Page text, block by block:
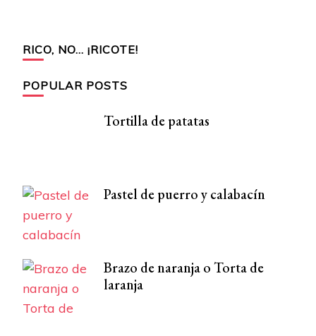
RICO, NO… ¡RICOTE!
POPULAR POSTS
Tortilla de patatas
Pastel de puerro y calabacín
Brazo de naranja o Torta de
laranja